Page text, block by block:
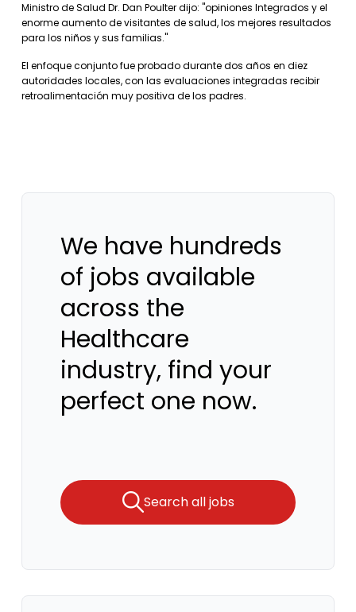
Ministro de Salud Dr. Dan Poulter dijo: "opiniones Integrados y el
enorme aumento de visitantes de salud, los mejores resultados
para los niños y sus familias."
El enfoque conjunto fue probado durante dos años en diez
autoridades locales, con las evaluaciones integradas recibir
retroalimentación muy positiva de los padres.
We have hundreds
of jobs available
across the
Healthcare
industry, find your
perfect one now.
Search all jobs